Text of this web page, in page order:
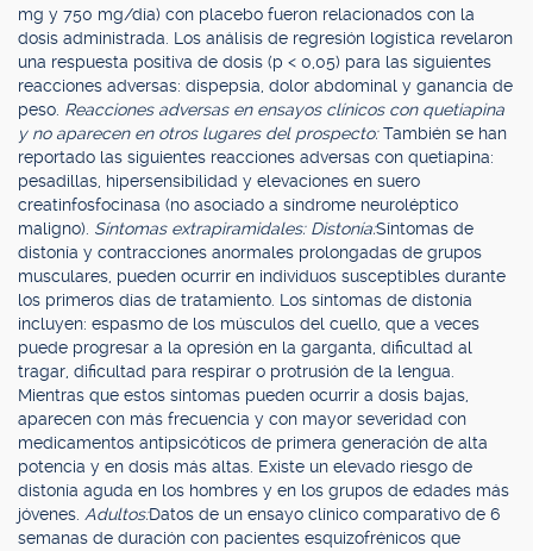
mg y 750 mg/día) con placebo fueron relacionados con la
dosis administrada. Los análisis de regresión logística revelaron
una respuesta positiva de dosis (p < 0,05) para las siguientes
reacciones adversas: dispepsia, dolor abdominal y ganancia de
peso. Reacciones adversas en ensayos clínicos con quetiapina
y no aparecen en otros lugares del prospecto:También se han
reportado las siguientes reacciones adversas con quetiapina:
pesadillas, hipersensibilidad y elevaciones en suero
creatinfosfocinasa (no asociado a síndrome neuroléptico
maligno). Síntomas extrapiramidales: Distonía:Síntomas de
distonía y contracciones anormales prolongadas de grupos
musculares, pueden ocurrir en individuos susceptibles durante
los primeros días de tratamiento. Los síntomas de distonía
incluyen: espasmo de los músculos del cuello, que a veces
puede progresar a la opresión en la garganta, dificultad al
tragar, dificultad para respirar o protrusión de la lengua.
Mientras que estos síntomas pueden ocurrir a dosis bajas,
aparecen con más frecuencia y con mayor severidad con
medicamentos antipsicóticos de primera generación de alta
potencia y en dosis más altas. Existe un elevado riesgo de
distonía aguda en los hombres y en los grupos de edades más
jóvenes. Adultos:Datos de un ensayo clínico comparativo de 6
semanas de duración con pacientes esquizofrénicos que